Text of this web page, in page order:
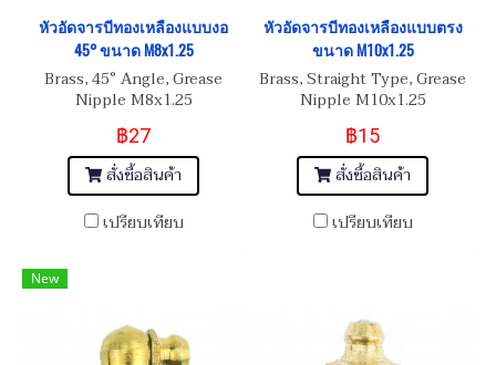
หัวอัดจารบีทองเหลืองแบบงอ
45° ขนาด M8x1.25
Brass, 45° Angle, Grease
Nipple M8x1.25
฿27
สั่งซื้อสินค้า
เปรียบเทียบ
หัวอัดจารบีทองเหลืองแบบตรง
ขนาด M10x1.25
Brass, Straight Type, Grease
Nipple M10x1.25
฿15
สั่งซื้อสินค้า
เปรียบเทียบ
New